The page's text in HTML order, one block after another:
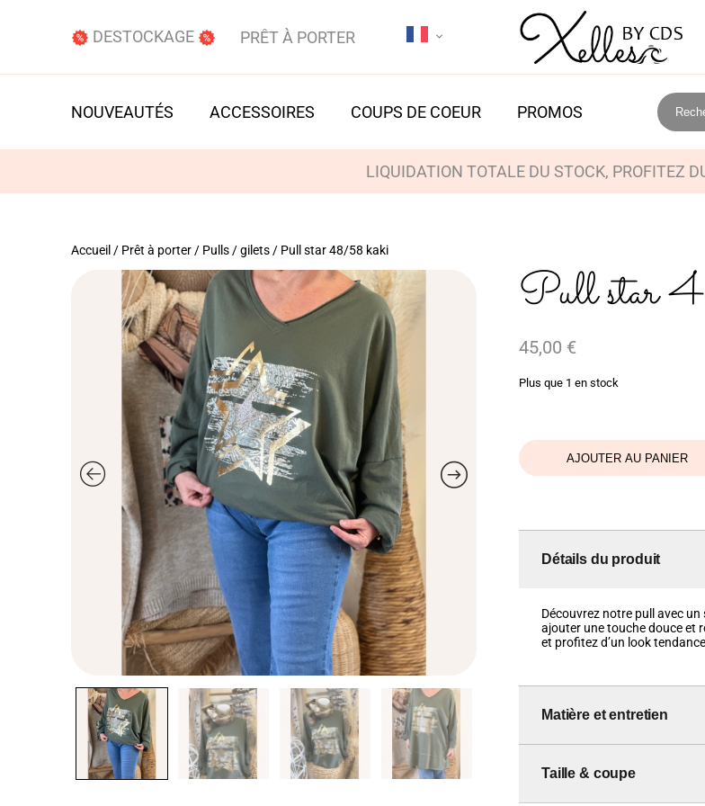
DESTOCKAGE PRÊT À PORTER
NOUVEAUTÉS ACCESSOIRES COUPS DE COEUR PROMOS
LIQUIDATION TOTALE DU STOCK, PROFITEZ
Accueil / Prêt à porter / Pulls / gilets / Pull star 48/58 kaki
Pull star
45,00 €
Plus que 1 en stock
AJOUTER AU PANIER
Détails du produit
Découvrez notre pull avec
ajouter une touche douce et
et profitez d’un look
Matière et entretien
Taille & coupe